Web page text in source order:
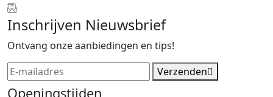
Inschrijven Nieuwsbrief
Ontvang onze aanbiedingen en tips!
Verzenden
Openingstijden